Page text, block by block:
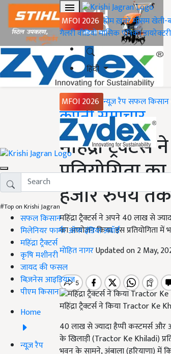
MFOI 2026 होमख़बरेंमौसमखेती-
गैलरीवीडियोमासिक पत्रिकाडायरेक्टरी
हिंदी
MFOI 2026 न्यूज़ रैपसफल किसान
#Top on Krishi Jagran
सफल किसान
मिलेनियर फार्मर ऑफ इंडिया अवॉर्ड
महिंद्रा ट्रैक्टर्स
कृषि मशीनरी
जायद की फसल
बिज़नेस आइडियाज
पीएम किसान
Home
न्यूज़ रैप
Home
कंपनी समाचार
महिंद्रा
प्रतियोगिता
हजार रुपये
महिंद्रा ट्रैक्टर्स ने अपने 40 लाख से
का आयोजन किया. इस प्रतियोगिता
मोहित नागरUpdated on 2 May,
महिंद्रा ट्रैक्टर्स ने किया Tractor Ke
40 लाख से ज्यादा हैप्पी कस्टमर्स और
के खिलाड़ी (Tractor Ke Khiladi)